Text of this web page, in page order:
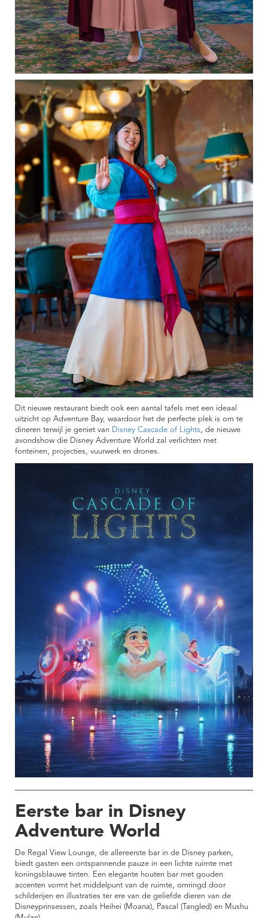
Dit nieuwe restaurant biedt ook een aantal tafels met een ideaal
uitzicht op Adventure Bay, waardoor het de perfecte plek is om te
dineren terwijl je geniet van Disney Cascade of Lights, de nieuwe
avondshow die Disney Adventure World zal verlichten met
fonteinen, projecties, vuurwerk en drones.
Eerste bar in Disney
Adventure World
De Regal View Lounge, de allereerste bar in de Disney parken,
biedt gasten een ontspannende pauze in een lichte ruimte met
koningsblauwe tinten. Een elegante houten bar met gouden
accenten vormt het middelpunt van de ruimte, omringd door
schilderijen en illustraties ter ere van de geliefde dieren van de
Disneyprinsessen, zoals Heihei (Moana), Pascal (Tangled) en Mushu